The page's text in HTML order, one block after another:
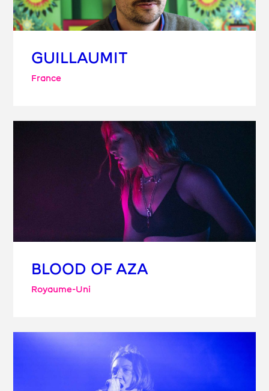
GUILLAUMIT
France
BLOOD OF AZA
Royaume-Uni